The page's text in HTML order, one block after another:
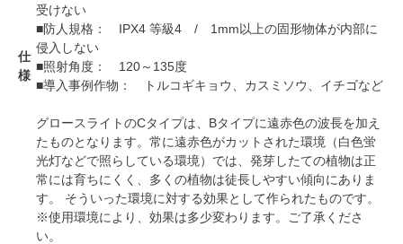
仕
様
受けない
■防人規格： IPX4 等級4 / 1mm以上の固形物体が内部に
侵入しない
■照射角度： 120～135度
■導入事例作物： トルコギキョウ、カスミソウ、イチゴなど
グロースライトのCタイプは、Bタイプに遠赤色の波長を加え
たものとなります。常に遠赤色がカットされた環境（白色蛍
光灯などで照らしている環境）では、発芽したての植物は正
常には育ちにくく、多くの植物は徒長しやすい傾向にありま
す。 そういった環境に対する効果として作られたものです。
※使用環境により、効果は多少変わります。ご了承くださ
い。